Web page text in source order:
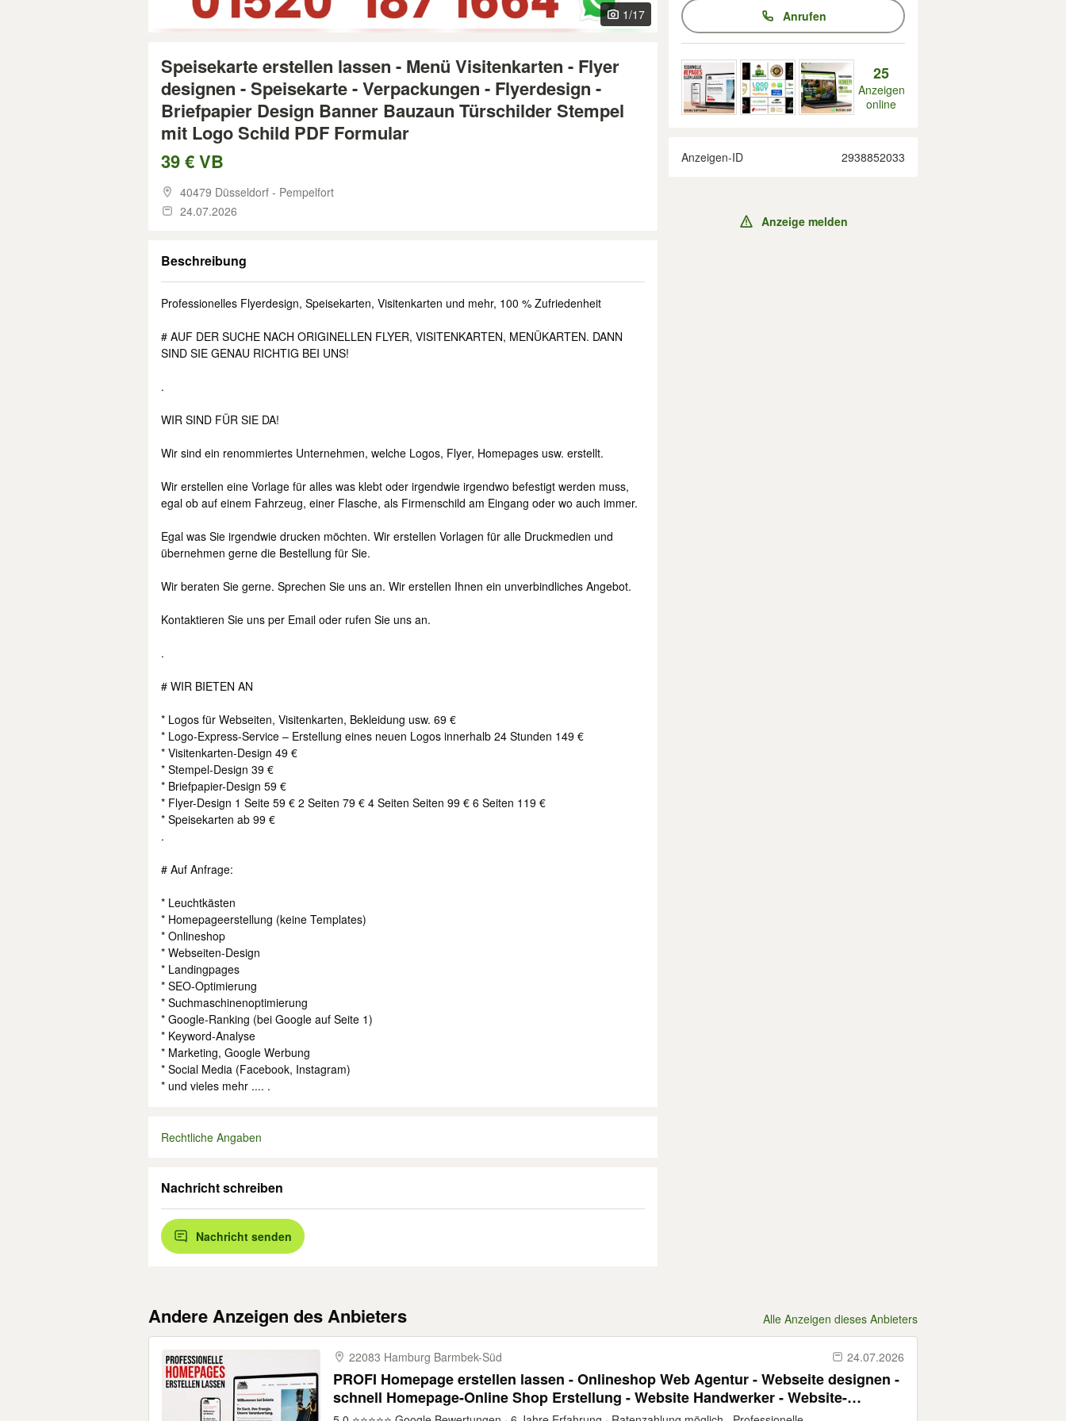
1/17
Speisekarte erstellen lassen - Menü Visitenkarten - Flyer
designen - Speisekarte - Verpackungen - Flyerdesign -
Briefpapier Design Banner Bauzaun Türschilder Stempel
mit Logo Schild PDF Formular
39 € VB
40479 Düsseldorf - Pempelfort
24.07.2026
Beschreibung
Professionelles Flyerdesign, Speisekarten, Visitenkarten und mehr, 100 % Zufriedenheit
# AUF DER SUCHE NACH ORIGINELLEN FLYER, VISITENKARTEN, MENÜKARTEN. DANN
SIND SIE GENAU RICHTIG BEI UNS!
.
WIR SIND FÜR SIE DA!
Wir sind ein renommiertes Unternehmen, welche Logos, Flyer, Homepages usw. erstellt.
Wir erstellen eine Vorlage für alles was klebt oder irgendwie irgendwo befestigt werden muss,
egal ob auf einem Fahrzeug, einer Flasche, als Firmenschild am Eingang oder wo auch immer.
Egal was Sie irgendwie drucken möchten. Wir erstellen Vorlagen für alle Druckmedien und
übernehmen gerne die Bestellung für Sie.
Wir beraten Sie gerne. Sprechen Sie uns an. Wir erstellen Ihnen ein unverbindliches Angebot.
Kontaktieren Sie uns per Email oder rufen Sie uns an.
.
# WIR BIETEN AN
* Logos für Webseiten, Visitenkarten, Bekleidung usw. 69 €
* Logo-Express-Service – Erstellung eines neuen Logos innerhalb 24 Stunden 149 €
* Visitenkarten-Design 49 €
* Stempel-Design 39 €
* Briefpapier-Design 59 €
* Flyer-Design 1 Seite 59 € 2 Seiten 79 € 4 Seiten Seiten 99 € 6 Seiten 119 €
* Speisekarten ab 99 €
.
# Auf Anfrage:
* Leuchtkästen
* Homepageerstellung (keine Templates)
* Onlineshop
* Webseiten-Design
* Landingpages
* SEO-Optimierung
* Suchmaschinenoptimierung
* Google-Ranking (bei Google auf Seite 1)
* Keyword-Analyse
* Marketing, Google Werbung
* Social Media (Facebook, Instagram)
* und vieles mehr .... .
Rechtliche Angaben
Nachricht schreiben
Nachricht senden
Anrufen
25
Anzeigen
online
Anzeigen-ID 2938852033
Anzeige melden
Andere Anzeigen des Anbieters Alle Anzeigen dieses Anbieters
22083 Hamburg Barmbek-​Süd 24.07.2026
PROFI Homepage erstellen lassen - Onlineshop Web Agentur - Webseite designen -
schnell Homepage-Online Shop Erstellung - Website Handwerker - Website-
Erstellung Webdesign Logo SEO Optimierung